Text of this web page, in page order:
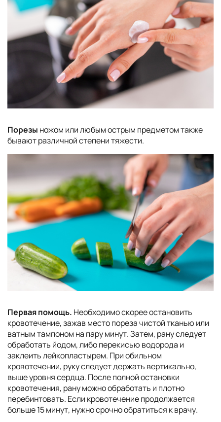
Порезы ножом или любым острым предметом также
бывают различной степени тяжести.
Первая помощь. Необходимо скорее остановить
кровотечение, зажав место пореза чистой тканью или
ватным тампоном на пару минут. Затем, рану следует
обработать йодом, либо перекисью водорода и
заклеить лейкопластырем. При обильном
кровотечении, руку следует держать вертикально,
выше уровня сердца. После полной остановки
кровотечения, рану можно обработать и плотно
перебинтовать. Если кровотечение продолжается
больше 15 минут, нужно срочно обратиться к врачу.